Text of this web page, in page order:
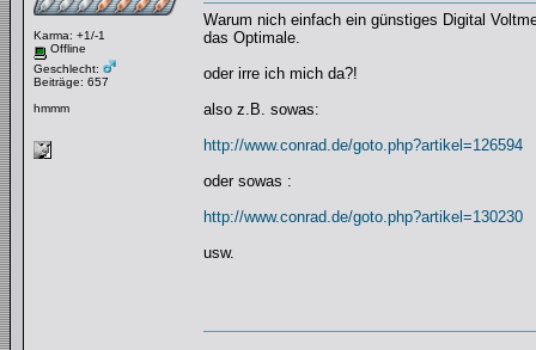
Karma: +1/-1
Offline
Geschlecht:
Beiträge: 657
hmmm
Warum nich einfach ein günstiges Digital
das Optimale.
oder irre ich mich da?!
also z.B. sowas:
http://www.conrad.de/goto.php?artikel=126594
oder sowas :
http://www.conrad.de/goto.php?artikel=130230
usw.